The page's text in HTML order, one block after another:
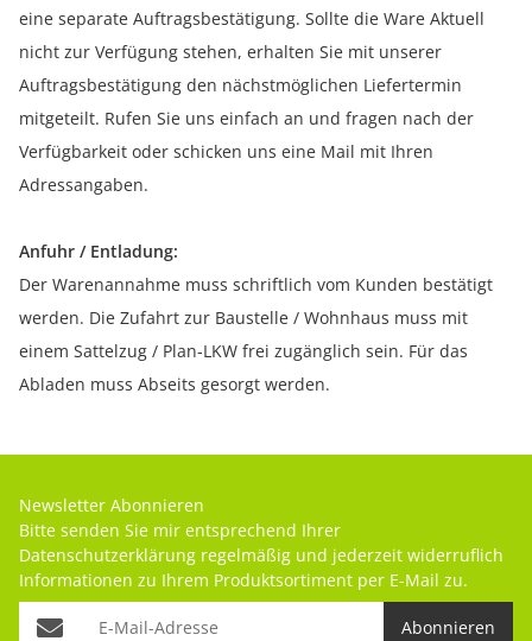
eine separate Auftragsbestätigung. Sollte die Ware Aktuell
nicht zur Verfügung stehen, erhalten Sie mit unserer
Auftragsbestätigung den nächstmöglichen Liefertermin
mitgeteilt. Rufen Sie uns einfach an und fragen nach der
Verfügbarkeit oder schicken uns eine Mail mit Ihren
Adressangaben.
Anfuhr / Entladung:
Der Warenannahme muss schriftlich vom Kunden bestätigt
werden. Die Zufahrt zur Baustelle / Wohnhaus muss mit
einem Sattelzug / Plan-LKW frei zugänglich sein. Für das
Abladen muss Abseits gesorgt werden.
Newsletter Abonnieren
Bitte senden Sie mir entsprechend Ihrer
Datenschutzerklärung regelmäßig und jederzeit widerruflich
Informationen zu Ihrem Produktsortiment per E-Mail zu.
Abonnieren